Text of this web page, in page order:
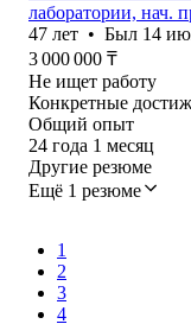
лаборатории, нач.
47 лет • Был 14
3 000 000 ₸
Не ищет работу
Конкретные
Общий опыт
24 года 1 месяц
Другие резюме
Ещё 1 резюме
1
2
3
4